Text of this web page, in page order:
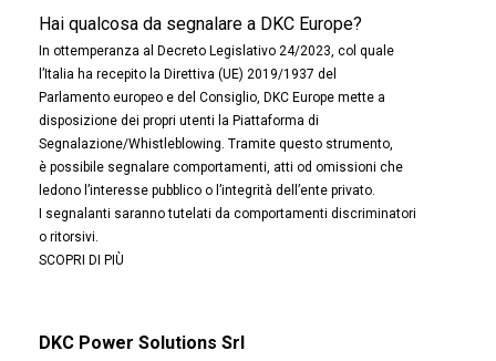
Hai qualcosa da segnalare a DKC Europe?
In ottemperanza al Decreto Legislativo 24/2023, col quale
l’Italia ha recepito la Direttiva (UE) 2019/1937 del
Parlamento europeo e del Consiglio, DKC Europe mette a
disposizione dei propri utenti la Piattaforma di
Segnalazione/Whistleblowing. Tramite questo strumento,
è possibile segnalare comportamenti, atti od omissioni che
ledono l’interesse pubblico o l’integrità dell’ente privato.
I segnalanti saranno tutelati da comportamenti discriminatori
o ritorsivi.
SCOPRI DI PIÙ
DKC Power Solutions Srl